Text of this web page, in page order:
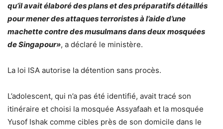
qu’il avait élaboré des plans et des préparatifs détaillés
pour mener des attaques terroristes à l’aide d’une
machette contre des musulmans dans deux mosquées
de Singapour», a déclaré le ministère.
La loi ISA autorise la détention sans procès.
L’adolescent, qui n’a pas été identifié, avait tracé son
itinéraire et choisi la mosquée Assyafaah et la mosquée
Yusof Ishak comme cibles près de son domicile dans le